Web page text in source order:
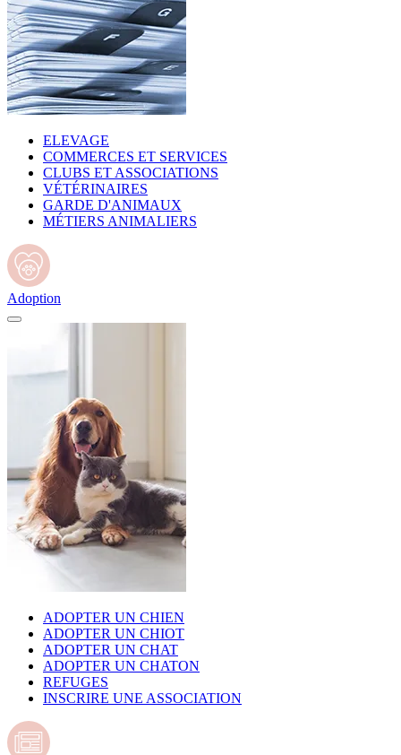
ELEVAGE
COMMERCES ET SERVICES
CLUBS ET ASSOCIATIONS
VÉTÉRINAIRES
GARDE D'ANIMAUX
MÉTIERS ANIMALIERS
Adoption
ADOPTER UN CHIEN
ADOPTER UN CHIOT
ADOPTER UN CHAT
ADOPTER UN CHATON
REFUGES
INSCRIRE UNE ASSOCIATION